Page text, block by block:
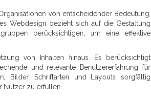
von entscheidender Bedeutung,
Webdesign bezieht sich auf die Gestaltung
berücksichtigen, um eine effektive
von Inhalten hinaus. Es berücksichtigt
und relevante Benutzererfahrung für
Bilder, Schriftarten und Layouts sorgfältig
Nutzer zu erfüllen.